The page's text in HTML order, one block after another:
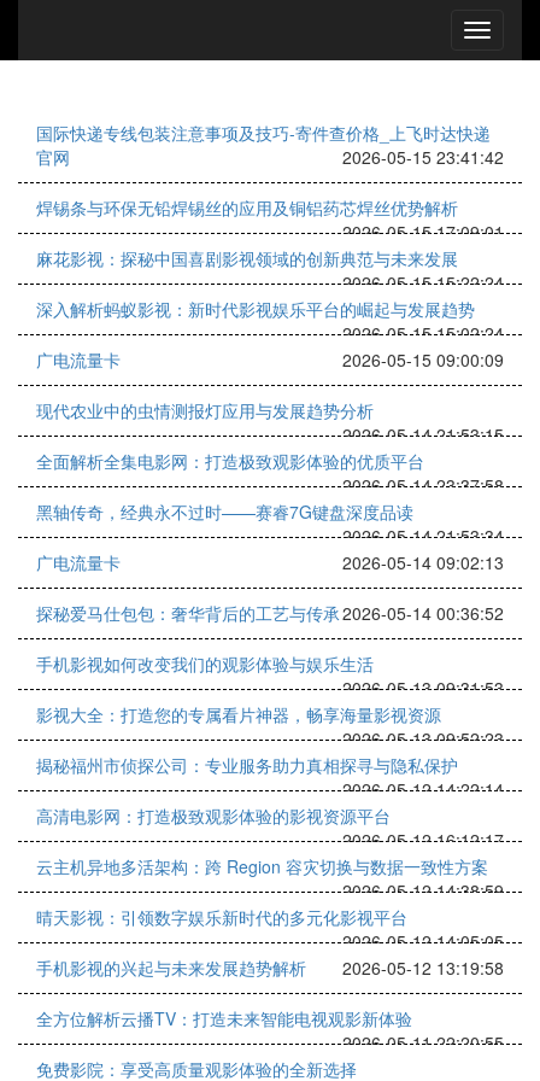
国际快递专线包装注意事项及技巧-寄件查价格_上飞时达快递
官网
2026-05-15 23:41:42
焊锡条与环保无铅焊锡丝的应用及铜铝药芯焊丝优势解析
2026-05-15 17:09:01
麻花影视：探秘中国喜剧影视领域的创新典范与未来发展
2026-05-15 15:22:24
深入解析蚂蚁影视：新时代影视娱乐平台的崛起与发展趋势
2026-05-15 15:02:24
广电流量卡
2026-05-15 09:00:09
现代农业中的虫情测报灯应用与发展趋势分析
2026-05-14 21:53:15
全面解析全集电影网：打造极致观影体验的优质平台
2026-05-14 23:37:58
黑轴传奇，经典永不过时——赛睿7G键盘深度品读
2026-05-14 21:53:34
广电流量卡
2026-05-14 09:02:13
探秘爱马仕包包：奢华背后的工艺与传承2026-05-14 00:36:52
手机影视如何改变我们的观影体验与娱乐生活
2026-05-13 09:31:53
影视大全：打造您的专属看片神器，畅享海量影视资源
2026-05-13 09:52:23
揭秘福州市侦探公司：专业服务助力真相探寻与隐私保护
2026-05-12 14:22:14
高清电影网：打造极致观影体验的影视资源平台
2026-05-12 16:12:17
云主机异地多活架构：跨 Region 容灾切换与数据一致性方案
2026-05-12 14:38:59
晴天影视：引领数字娱乐新时代的多元化影视平台
2026-05-12 14:05:05
手机影视的兴起与未来发展趋势解析
2026-05-12 13:19:58
全方位解析云播TV：打造未来智能电视观影新体验
2026-05-11 22:20:55
免费影院：享受高质量观影体验的全新选择